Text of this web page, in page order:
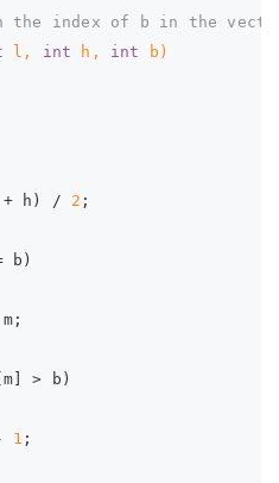
the index of b in the
l, int h, int
b)
+ h) / 2 ;
b)
m;
> b)
1 ;